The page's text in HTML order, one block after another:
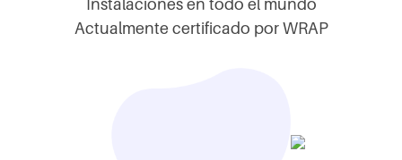
Instalaciones en todo el mundo
Actualmente certificado por WRAP